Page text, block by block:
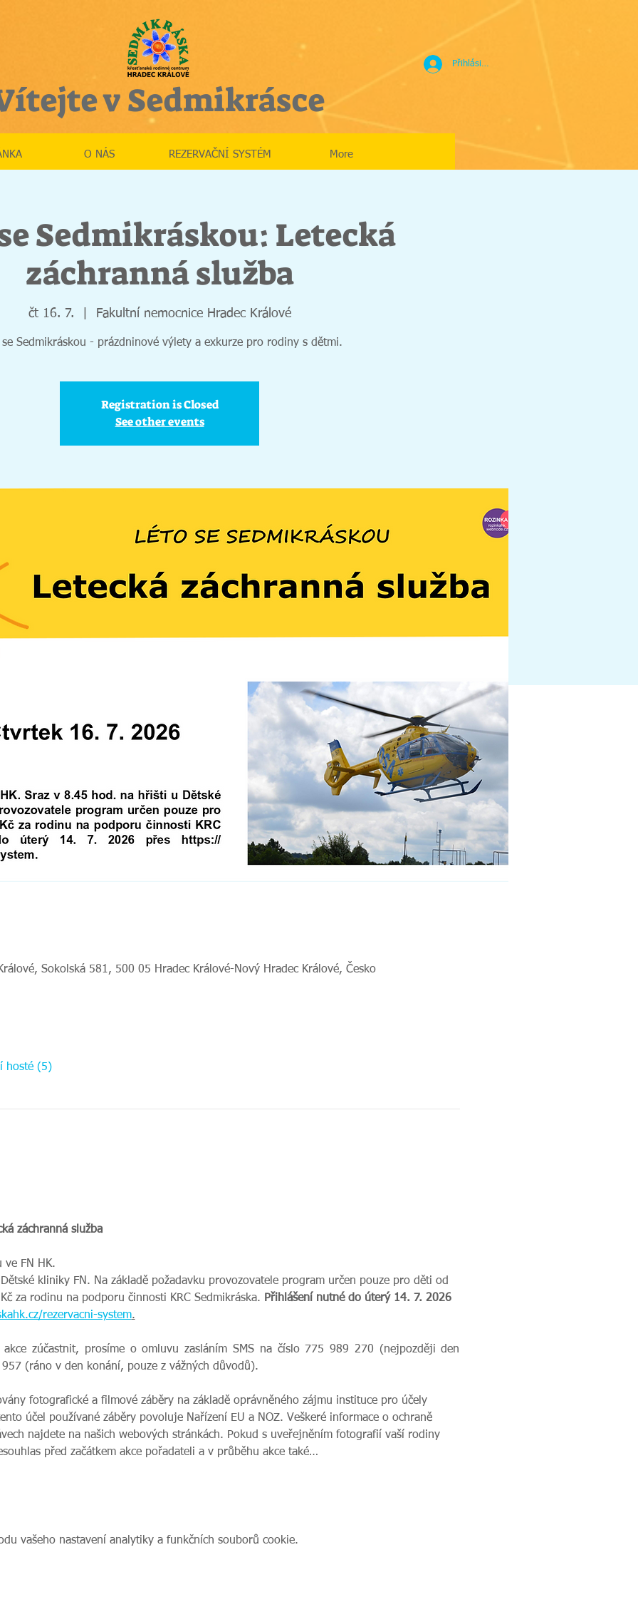
Přihlásit se
v Sedmikrásce
O NÁS REZERVAČNÍ SYSTÉM More
Sedmikráskou: Letecká
záchranná služba
čt 16. 7. Fakultní nemocnice Hradec Králové
Sedmikráskou - prázdninové výlety a exkurze pro rodiny s dětmi.
Registration is Closed
See other events
Sokolská 581, 500 05 Hradec Králové-Nový Hradec Králové, Česko
hosté (5)
záchranná služba
FN HK.
kliniky FN. Na základě požadavku provozovatele program určen pouze pro děti od
za rodinu na podporu činnosti KRC Sedmikráska. Přihlášení nutné do úterý 14. 7. 2026
rezervacni-system.
zúčastnit, prosíme o omluvu zasláním SMS na číslo 775 989 270 (nejpozději den
(ráno v den konání, pouze z vážných důvodů).
fotografické a filmové záběry na základě oprávněného zájmu instituce pro účely
účel používané záběry povoluje Nařízení EU a NOZ. Veškeré informace o ochraně
najdete na našich webových stránkách. Pokud s uveřejněním fotografií vaší rodiny
před začátkem akce pořadateli a v průběhu akce také…
vašeho nastavení analytiky a funkčních souborů cookie.